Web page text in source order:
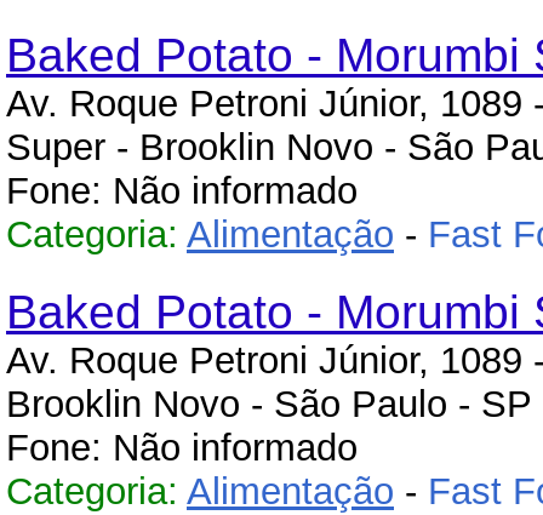
Baked Potato - Morumbi
Av. Roque Petroni Júnior, 1089
Super - Brooklin Novo - São
Fone: Não informado
Categoria: Alimentação - Fast
Baked Potato - Morumbi
Av. Roque Petroni Júnior, 1089
Brooklin Novo - São Paulo - SP
Fone: Não informado
Categoria: Alimentação - Fast